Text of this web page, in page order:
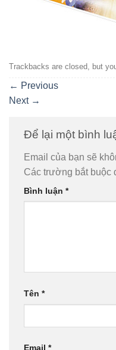
Trackbacks are closed, but
← Previous
Next →
Để lại một bình
Email của bạn sẽ
Các trường bắt buộc
Bình luận *
Tên *
Email *